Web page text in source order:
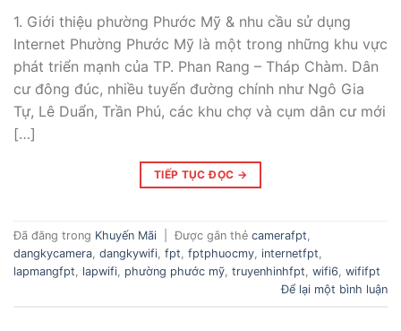
1. Giới thiệu phường Phước Mỹ & nhu cầu sử dụng
Internet Phường Phước Mỹ là một trong những khu vực
phát triển mạnh của TP. Phan Rang – Tháp Chàm. Dân
cư đông đúc, nhiều tuyến đường chính như Ngô Gia
Tự, Lê Duẩn, Trần Phú, các khu chợ và cụm dân cư mới
[…]
TIẾP TỤC ĐỌC →
Đã đăng trong Khuyến Mãi Được gắn thẻ camerafpt,
dangkycamera, dangkywifi, fpt, fptphuocmy, internetfpt,
lapmangfpt, lapwifi, phường phước mỹ, truyenhinhfpt, wifi6, wififpt
Để lại một bình luận